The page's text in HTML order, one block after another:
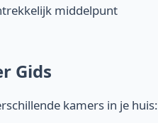
middelpunt
Gids
kamers in je huis: